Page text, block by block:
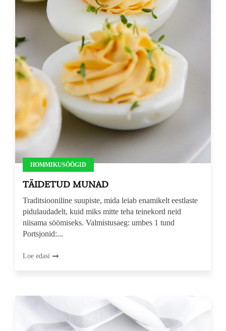
HOMMIKUSÖÖGID
TÄIDETUD MUNAD
Traditsiooniline suupiste, mida leiab enamikelt eestlaste
pidulaudadelt, kuid miks mitte teha teinekord neid
niisama söömiseks. Valmistusaeg: umbes 1 tund
Portsjonid:...
Loe edasi